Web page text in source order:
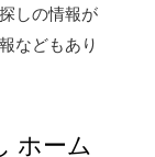
しの情報が
などもあり
ホーム